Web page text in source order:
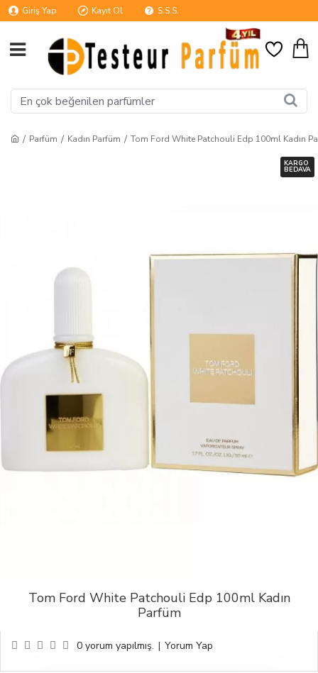
Giriş Yap Kayıt Ol S.S.S.
Parfüm Kadın Parfüm Tom Ford White Patchouli Edp 100ml Kadın
KARGO
BEDAVA
Tom Ford White Patchouli Edp 100ml Kadın
Parfüm
0 yorum yapılmış. | Yorum Yap